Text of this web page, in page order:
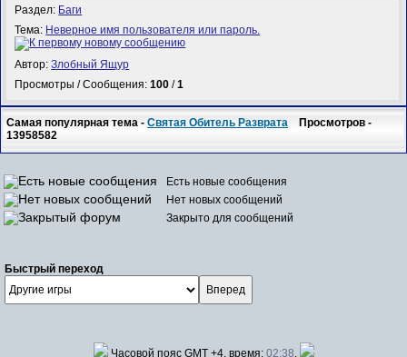
Раздел: Баги
Тема: Неверное имя пользователя или пароль.
Автор:Злобный Ящур
Просмотры / Сообщения:100 /1
Самая популярная тема -Святая Обитель Разврата Просмотров -
13958582
Есть новые сообщения
Нет новых сообщений
Закрыто для сообщений
Быстрый переход
Часовой пояс GMT +4, время: 02:38.